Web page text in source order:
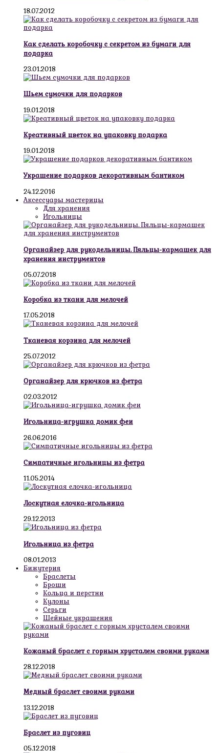
18.07.2012
Как сделать коробочку с секретом из бумаги для
подарка
23.01.2018
Шьем сумочки для подарков
19.01.2018
Креативный цветок на упаковку подарка
19.01.2018
Украшение подарков декоративным бантиком
24.12.2016
Аксессуары мастерицы
Для хранения
Игольницы
Органайзер для рукодельницы. Пяльцы-кармашек для
хранения инструментов
05.07.2018
Коробка из ткани для мелочей
17.05.2018
Тканевая корзина для мелочей
25.07.2012
Органайзер для крючков из фетра
02.03.2012
Игольница-игрушка домик феи
26.06.2016
Симпатичные игольницы из фетра
11.05.2014
Лоскутная елочка-игольница
29.12.2013
Игольница из фетра
08.01.2013
Бижутерия
Браслеты
Броши
Кольца и перстни
Кулоны
Серьги
Шейные украшения
Кожаный браслет с горным хрусталем своими руками
28.12.2018
Медный браслет своими руками
13.12.2018
Браслет из пуговиц
05.12.2018